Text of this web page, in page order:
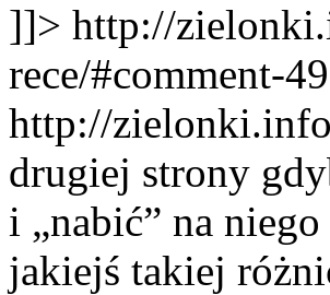
]]> http://
rece/#comment-
http://
drugiej strony
i „nabić” na
jakiejś takiej